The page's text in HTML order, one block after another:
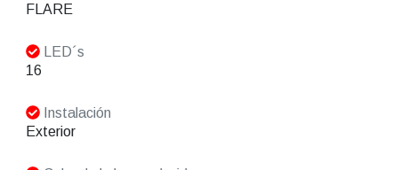
FLARE
LED´s
16
Instalación
Exterior